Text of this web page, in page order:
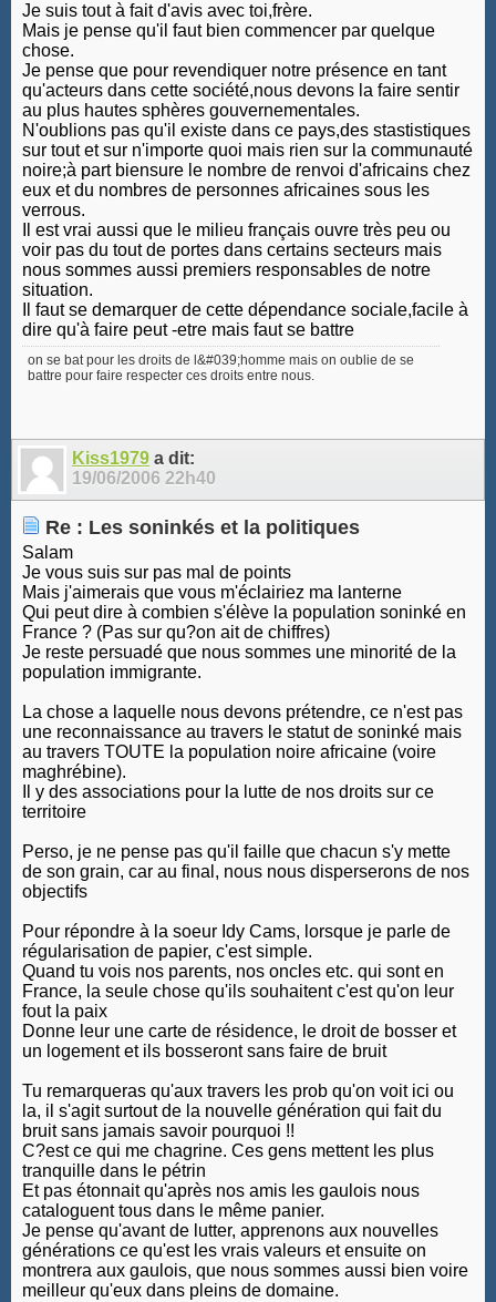
Je suis tout à fait d'avis avec toi,frère.
Mais je pense qu'il faut bien commencer par quelque
chose.
Je pense que pour revendiquer notre présence en tant
qu'acteurs dans cette société,nous devons la faire sentir
au plus hautes sphères gouvernementales.
N'oublions pas qu'il existe dans ce pays,des stastistiques
sur tout et sur n'importe quoi mais rien sur la communauté
noire;à part biensure le nombre de renvoi d'africains chez
eux et du nombres de personnes africaines sous les
verrous.
Il est vrai aussi que le milieu français ouvre très peu ou
voir pas du tout de portes dans certains secteurs mais
nous sommes aussi premiers responsables de notre
situation.
Il faut se demarquer de cette dépendance sociale,facile à
dire qu'à faire peut -etre mais faut se battre
on se bat pour les droits de l&#039;homme mais on oublie de se
battre pour faire respecter ces droits entre nous.
Kiss1979 a dit:
19/06/2006 22h40
Re : Les soninkés et la politiques
Salam
Je vous suis sur pas mal de points
Mais j'aimerais que vous m'éclairiez ma lanterne
Qui peut dire à combien s'élève la population soninké en
France ? (Pas sur qu?on ait de chiffres)
Je reste persuadé que nous sommes une minorité de la
population immigrante.
La chose a laquelle nous devons prétendre, ce n'est pas
une reconnaissance au travers le statut de soninké mais
au travers TOUTE la population noire africaine (voire
maghrébine).
Il y des associations pour la lutte de nos droits sur ce
territoire
Perso, je ne pense pas qu'il faille que chacun s'y mette
de son grain, car au final, nous nous disperserons de nos
objectifs
Pour répondre à la soeur Idy Cams, lorsque je parle de
régularisation de papier, c'est simple.
Quand tu vois nos parents, nos oncles etc. qui sont en
France, la seule chose qu'ils souhaitent c'est qu'on leur
fout la paix
Donne leur une carte de résidence, le droit de bosser et
un logement et ils bosseront sans faire de bruit
Tu remarqueras qu'aux travers les prob qu'on voit ici ou
la, il s'agit surtout de la nouvelle génération qui fait du
bruit sans jamais savoir pourquoi !!
C?est ce qui me chagrine. Ces gens mettent les plus
tranquille dans le pétrin
Et pas étonnait qu'après nos amis les gaulois nous
cataloguent tous dans le même panier.
Je pense qu'avant de lutter, apprenons aux nouvelles
générations ce qu'est les vrais valeurs et ensuite on
montrera aux gaulois, que nous sommes aussi bien voire
meilleur qu'eux dans pleins de domaine.